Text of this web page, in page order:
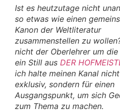
Ist es heutzutage nicht
so etwas wie einen
Kanon der Weltliteratur
zusammenstellen zu
nicht der Oberlehrer um
ein Still aus DER
ich halte meinen Kanal
exklusiv, sondern für einen
Ausgangspunkt, um sich
zum Thema zu machen.